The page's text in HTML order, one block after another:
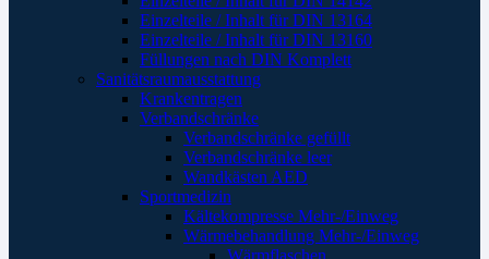
Einzelteile / Inhalt für DIN 13164
Einzelteile / Inhalt für DIN 13160
Füllungen nach DIN Komplett
Sanitätsraumausstattung
Krankentragen
Verbandschränke
Verbandschränke gefüllt
Verbandschränke leer
Wandkästen AED
Sportmedizin
Kältekompresse Mehr-/Einweg
Wärmebehandlung Mehr-/Einweg
Wärmflaschen